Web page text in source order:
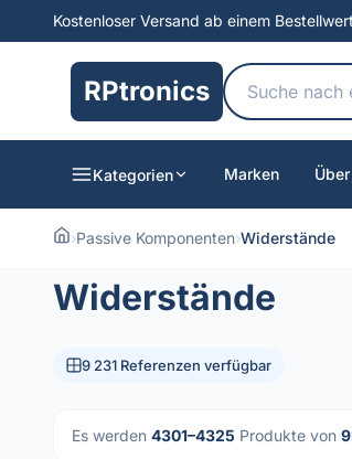
Kostenloser Versand ab einem
RPtronics
Kategorien Marken
›Passive Komponenten›Widerstände
Widerstände
9 231 Referenzen verfügbar
Es werden 4301–4325 Produkte von